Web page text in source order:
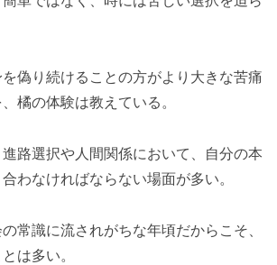
偽り続けることの方がより大きな苦痛
橘の体験は教えている。
路選択や人間関係において、自分の本
わなければならない場面が多い。
常識に流されがちな年頃だからこそ、
は多い。